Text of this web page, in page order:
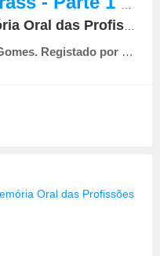
da Comunicação
Entrevistada por Mafalda Eiró-Gomes. Registado por Cláudia Figueiredo.
Oral das Profissões